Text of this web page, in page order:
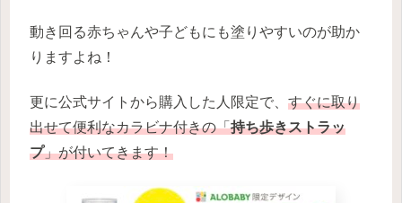
動き回る赤ちゃんや子どもにも塗りやすいのが助か
りますよね！
更に公式サイトから購入した人限定で、 すぐに取り
出せて便利なカラビナ付きの「持ち歩きストラッ
プ」が付いてきます！